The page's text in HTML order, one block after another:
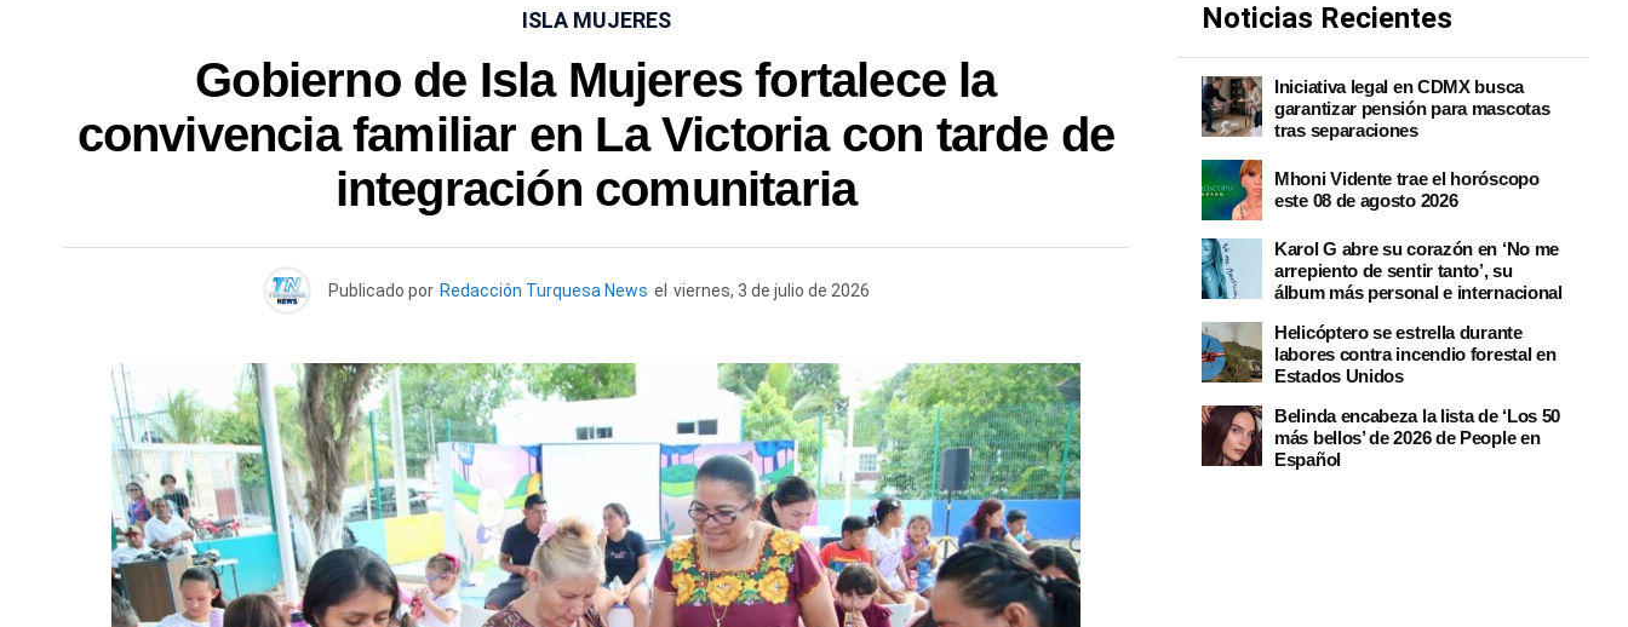
ISLA MUJERES
Gobierno de Isla Mujeres fortalece la
convivencia familiar en La Victoria con tarde de
integración comunitaria
Publicado por Redacción Turquesa News el viernes, 3 de julio de 2026
Noticias Recientes
Iniciativa legal en CDMX busca
garantizar pensión para mascotas
tras separaciones
Mhoni Vidente trae el horóscopo
este 08 de agosto 2026
Karol G abre su corazón en ‘No me
arrepiento de sentir tanto’, su
álbum más personal e internacional
Helicóptero se estrella durante
labores contra incendio forestal en
Estados Unidos
Belinda encabeza la lista de ‘Los 50
más bellos’ de 2026 de People en
Español